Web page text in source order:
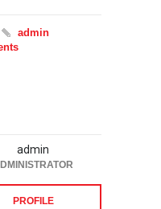
admin
admin
PROFILE